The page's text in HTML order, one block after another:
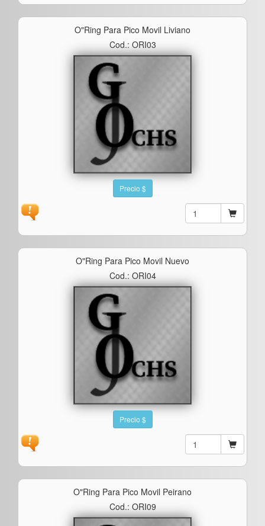
O"ring Para Pico Movil Liviano
Cod.: ORI03
Precio $
O"ring Para Pico Movil Nuevo
Cod.: ORI04
Precio $
O"ring Para Pico Movil Peirano
Cod.: ORI09